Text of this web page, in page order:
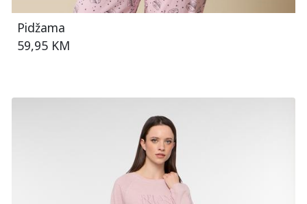
Pidžama
59,95 KM